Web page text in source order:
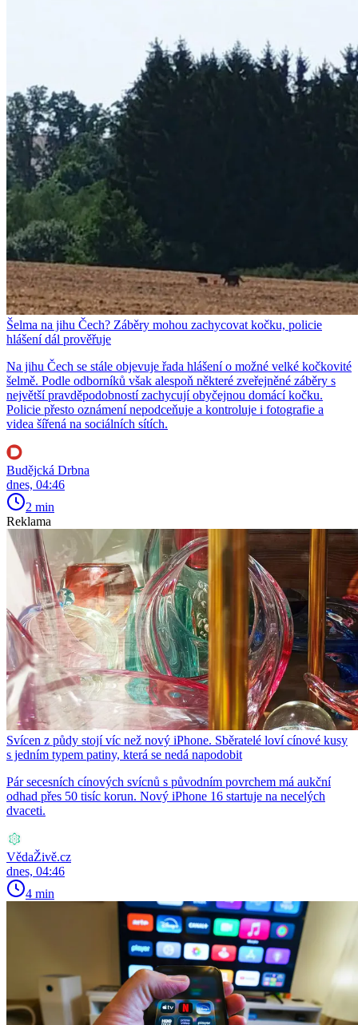
Šelma na jihu Čech? Záběry mohou zachycovat kočku, policie
hlášení dál prověřuje
Na jihu Čech se stále objevuje řada hlášení o možné velké kočkovité
šelmě. Podle odborníků však alespoň některé zveřejněné záběry s
největší pravděpodobností zachycují obyčejnou domácí kočku.
Policie přesto oznámení nepodceňuje a kontroluje i fotografie a
videa šířená na sociálních sítích.
Budějcká Drbna
dnes, 04:46
2 min
Reklama
Svícen z půdy stojí víc než nový iPhone. Sběratelé loví cínové kusy
s jedním typem patiny, která se nedá napodobit
Pár secesních cínových svícnů s původním povrchem má aukční
odhad přes 50 tisíc korun. Nový iPhone 16 startuje na necelých
dvaceti.
VědaŽivě.cz
dnes, 04:46
4 min